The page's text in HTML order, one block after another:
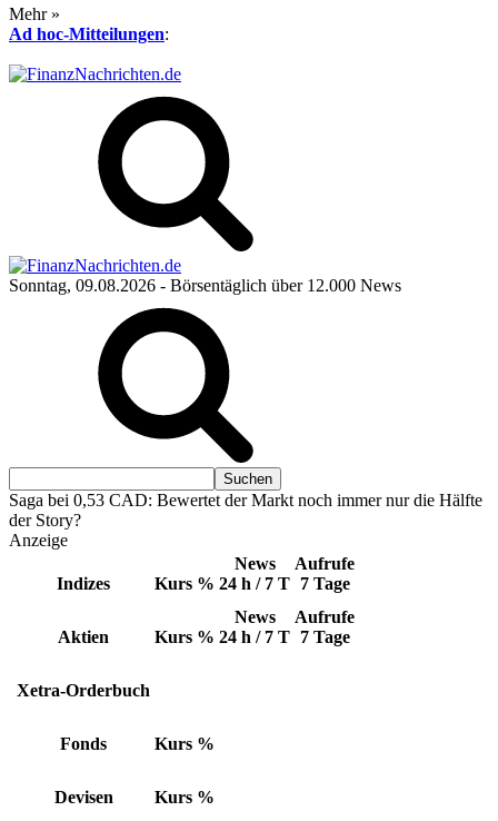
Mehr »
Ad hoc-Mitteilungen:
Sonntag, 09.08.2026 - Börsentäglich über 12.000 News
Saga bei 0,53 CAD: Bewertet der Markt noch immer nur die Hälfte
der Story?
Anzeige
Indizes Kurs %
News
24 h / 7 T
Aufrufe
7 Tage
Aktien Kurs %
News
24 h / 7 T
Aufrufe
7 Tage
Xetra-Orderbuch
Fonds Kurs %
Devisen Kurs %